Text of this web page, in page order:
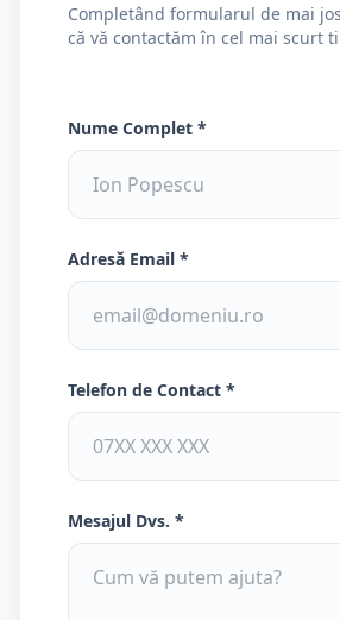
Completând formularul de mai
că vă contactăm în cel mai scurt
Nume Complet *
Adresă Email *
Telefon de Contact *
Mesajul Dvs. *